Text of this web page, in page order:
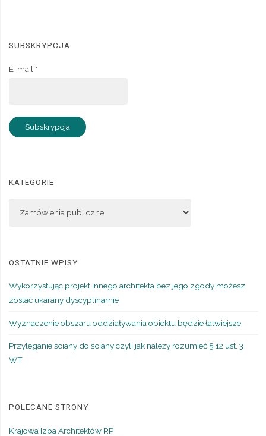
SUBSKRYPCJA
E-mail *
KATEGORIE
OSTATNIE WPISY
Wykorzystując projekt innego architekta bez jego zgody możesz
zostać ukarany dyscyplinarnie
Wyznaczenie obszaru oddziaływania obiektu będzie łatwiejsze
Przyleganie ściany do ściany czyli jak należy rozumieć § 12 ust. 3
WT
POLECANE STRONY
Krajowa Izba Architektów RP